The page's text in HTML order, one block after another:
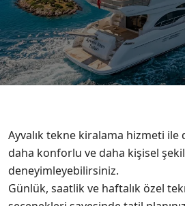
Ayvalık tekne kiralama hizmeti ile
daha konforlu ve daha kişisel
deneyimleyebilirsiniz.
Günlük, saatlik ve haftalık özel